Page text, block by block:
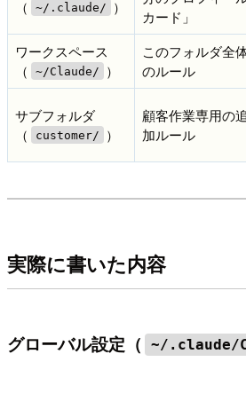
（ ~/.claude/ ）
カード」
ワークスペース
（
~/Claude/ ）
このフォルダ全
のルール
サブフォルダ
（
customer/ ）
顧客作業専用の追
加ルール
実際に書いた内容
グローバル設定（ ~/.claude/